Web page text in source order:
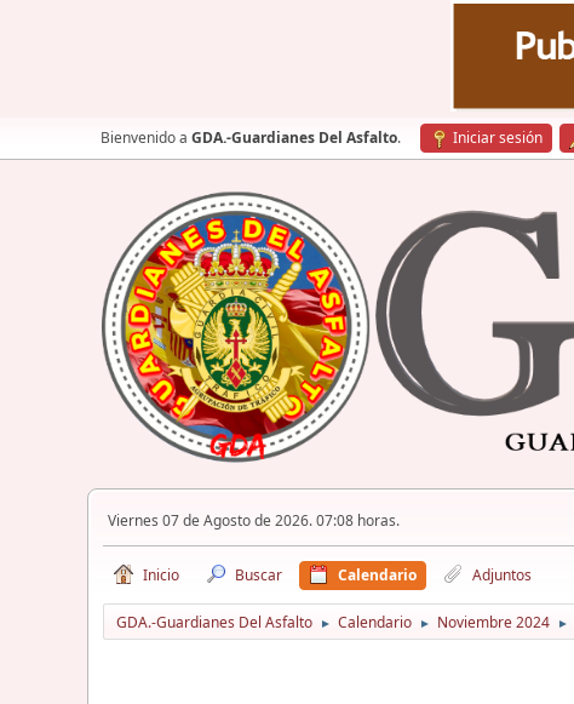
Bienvenido a GDA.-Guardianes Del Asfalto. Iniciar sesión
Viernes 07 de Agosto de 2026. 07:08 horas.
Inicio Buscar Calendario Adjuntos
GDA.-Guardianes Del Asfalto ► Calendario ► Noviembre 2024 ►